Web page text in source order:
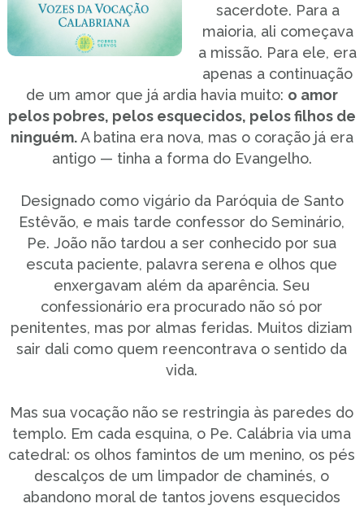
sacerdote. Para a
maioria, ali começava
a missão. Para ele, era
apenas a continuação
de um amor que já ardia havia muito: o amor
pelos pobres, pelos esquecidos, pelos filhos de
ninguém.A batina era nova, mas o coração já era
antigo — tinha a forma do Evangelho.
Designado como vigário da Paróquia de Santo
Estêvão, e mais tarde confessor do Seminário,
Pe. João não tardou a ser conhecido por sua
escuta paciente, palavra serena e olhos que
enxergavam além da aparência. Seu
confessionário era procurado não só por
penitentes, mas por almas feridas. Muitos diziam
sair dali como quem reencontrava o sentido da
vida.
Mas sua vocação não se restringia às paredes do
templo. Em cada esquina, o Pe. Calábria via uma
catedral: os olhos famintos de um menino, os pés
descalços de um limpador de chaminés, o
abandono moral de tantos jovens esquecidos